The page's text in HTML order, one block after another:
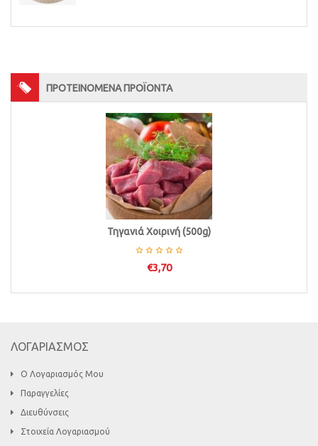
ΠΡΟΤΕΙΝΟΜΕΝΑ ΠΡΟΪΟΝΤΑ
Τηγανιά Χοιρινή (500g)
€3,70
ΛΟΓΑΡΙΑΣΜΟΣ
Ο Λογαριασμός Μου
Παραγγελίες
Διευθύνσεις
Στοιχεία Λογαριασμού